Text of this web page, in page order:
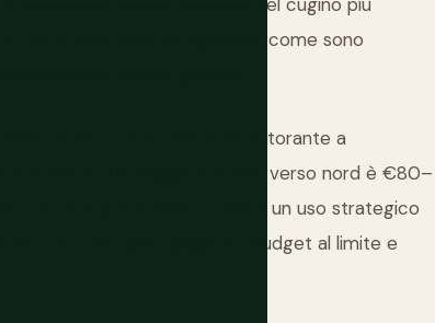
cui le case sono progettate, come sono
le loro giornate.
pratico. Una cena in un ristorante a
è €8–10. Un viaggio in treno verso nord è €80–
con l'autoproduzione, ostelli e un uso strategico
è il posto per spingere il budget al limite e